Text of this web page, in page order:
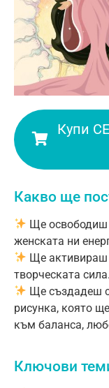
Купи
Какво ще
Ще освободиш
женската ни
Ще активираш
творческата сила.
Ще създадеш
рисунка, която
към баланса,
Ключови